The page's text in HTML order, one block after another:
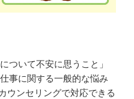
ついて不安に思うこと」
事に関する⼀般的な悩み
ウンセリングで対応できる